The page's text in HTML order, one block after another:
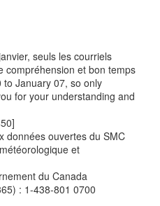
seuls les courriels
compréhension et bon temps
January 07, so only
for your understanding and
données ouvertes du SMC
et
du Canada
: 1-438-801 0700